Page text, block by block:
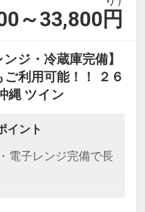
ネラルウォーターの
月1日～2026年10月
番号：DP-1-
トアイテムのご利用
トネスジム・Ｗｉ
利用ＯＫ（屋外プ
～１０月予定）
円分の昼食券とし
す（レストラン・メ
～33,800 円
ンジ・冷蔵庫完備】
利用可能！！ ２６
縄 ツイン
イント
電子レンジ完備で長